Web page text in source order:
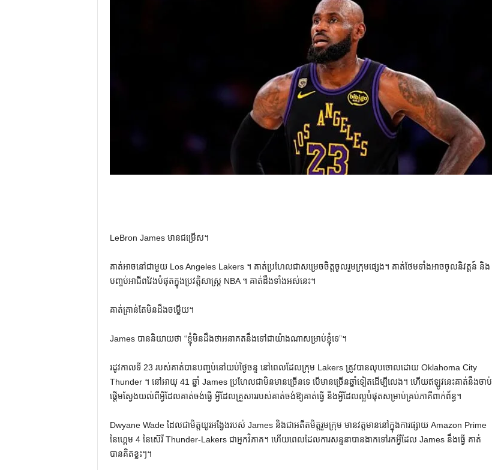
LeBron James មានជម្រើស។
គាត់អាចនៅជាមួយ Los Angeles Lakers ។ គាត់​ប្រហែល​ជា​សម្រេច​ចិត្ត​ចូល​រួម​ក្រុម​ផ្សេង។ គាត់ថែមទាំងអាចចូលនិវត្តន៍ និង
បញ្ចប់អាជីពវែងបំផុតក្នុងប្រវត្តិសាស្ត្រ NBA ។ គាត់ដឹងទាំងអស់នេះ។
គាត់គ្រាន់តែមិនដឹងចម្លើយ។
James បាននិយាយថា “ខ្ញុំមិនដឹងថាអនាគតនឹងទៅជាយ៉ាងណាសម្រាប់ខ្ញុំទេ”។
រដូវកាលទី 23 របស់គាត់បានបញ្ចប់នៅយប់ថ្ងៃចន្ទ នៅពេលដែលក្រុម Lakers ត្រូវបានលុបចោលដោយ Oklahoma City
Thunder ។ នៅអាយុ 41 ឆ្នាំ James ប្រហែលជាមិនមានច្រើនទេ បើមានច្រើនឆ្នាំទៀតដើម្បីលេង។ ហើយឥឡូវនេះគាត់នឹងចាប់
ផ្តើមស្វែងយល់ពីអ្វីដែលគាត់ចង់ធ្វើ អ្វីដែលគ្រួសាររបស់គាត់ចង់ឱ្យគាត់ធ្វើ និងអ្វីដែលល្អបំផុតសម្រាប់គ្រប់ភាគីពាក់ព័ន្ធ។
Dwyane Wade ដែលជាមិត្តយូរអង្វែងរបស់ James និងជាអតីតមិត្តរួមក្រុម មានវត្តមាននៅក្នុងការផ្សាយ Amazon Prime
នៃហ្គេម 4 នៃស៊េរី Thunder-Lakers ជាអ្នកវិភាគ។ ហើយ​ពេល​ដែល​ការ​សន្ទនា​បាន​ងាក​ទៅ​រក​អ្វី​ដែល James នឹង​ធ្វើ គាត់​
បាន​គិត​ខ្លះៗ។